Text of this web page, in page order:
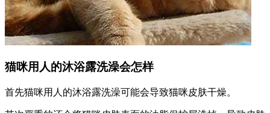
猫咪用人的沐浴露洗澡会怎样
首先猫咪用人的沐浴露洗澡可能会导致猫咪皮肤干燥。